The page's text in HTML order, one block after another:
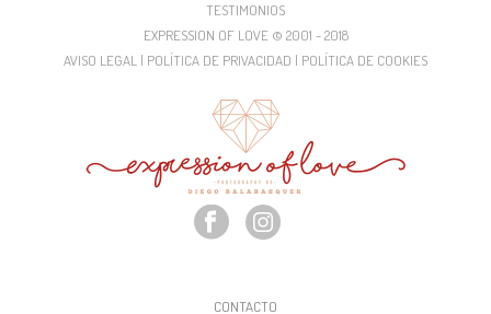
TESTIMONIOS
EXPRESSION OF LOVE © 2001 - 2018
AVISO LEGAL | POLÍTICA DE PRIVACIDAD | POLÍTICA DE COOKIES
CONTACTO